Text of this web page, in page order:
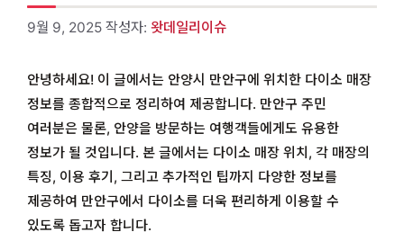
9월 9, 2025 작성자: 왓데일리이슈
안녕하세요! 이 글에서는 안양시 만안구에 위치한 다이소 매장
정보를 종합적으로 정리하여 제공합니다. 만안구 주민
여러분은 물론, 안양을 방문하는 여행객들에게도 유용한
정보가 될 것입니다. 본 글에서는 다이소 매장 위치, 각 매장의
특징, 이용 후기, 그리고 추가적인 팁까지 다양한 정보를
제공하여 만안구에서 다이소를 더욱 편리하게 이용할 수
있도록 돕고자 합니다.